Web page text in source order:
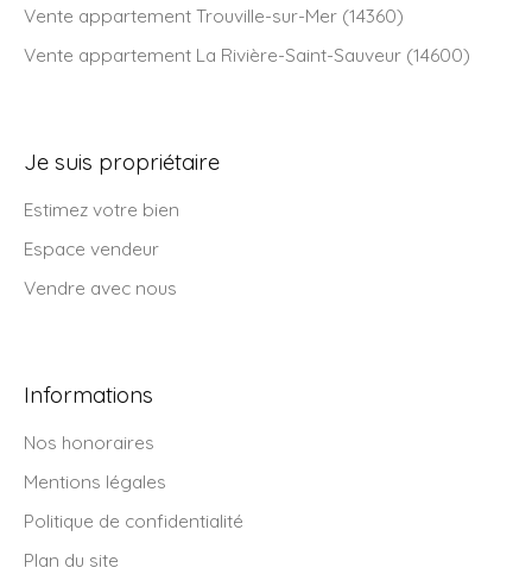
Vente appartement Trouville-sur-Mer (14360)
Vente appartement La Rivière-Saint-Sauveur (14600)
Je suis propriétaire
Estimez votre bien
Espace vendeur
Vendre avec nous
Informations
Nos honoraires
Mentions légales
Politique de confidentialité
Plan du site